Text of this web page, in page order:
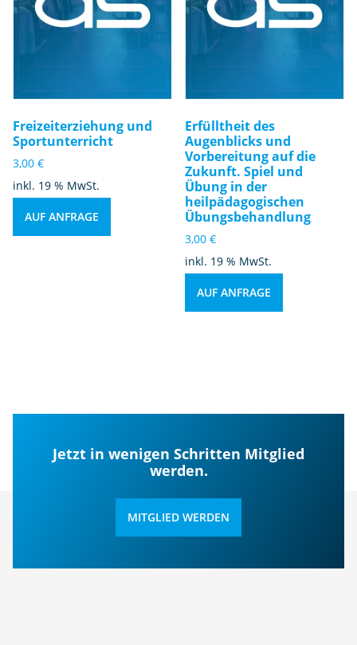
Freizeiterziehung und
Sportunterricht
3,00 €
inkl. 19 % MwSt.
AUF ANFRAGE
Erfülltheit des
Augenblicks und
Vorbereitung auf die
Zukunft. Spiel und
Übung in der
heilpädagogischen
Übungsbehandlung
3,00€
inkl. 19 % MwSt.
AUF ANFRAGE
Jetzt in wenigen Schritten Mitglied
werden.
MITGLIED WERDEN